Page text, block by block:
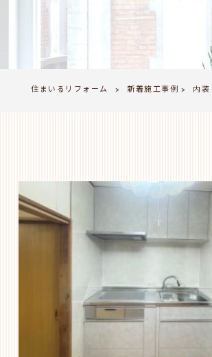
住まいるリフォーム > 新着施工事例 > 内装